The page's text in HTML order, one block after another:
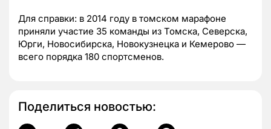
Для справки: в 2014 году в томском марафоне
приняли участие 35 команды из Томска, Северска,
Юрги, Новосибирска, Новокузнецка и Кемерово —
всего порядка 180 спортсменов.
Поделиться новостью: